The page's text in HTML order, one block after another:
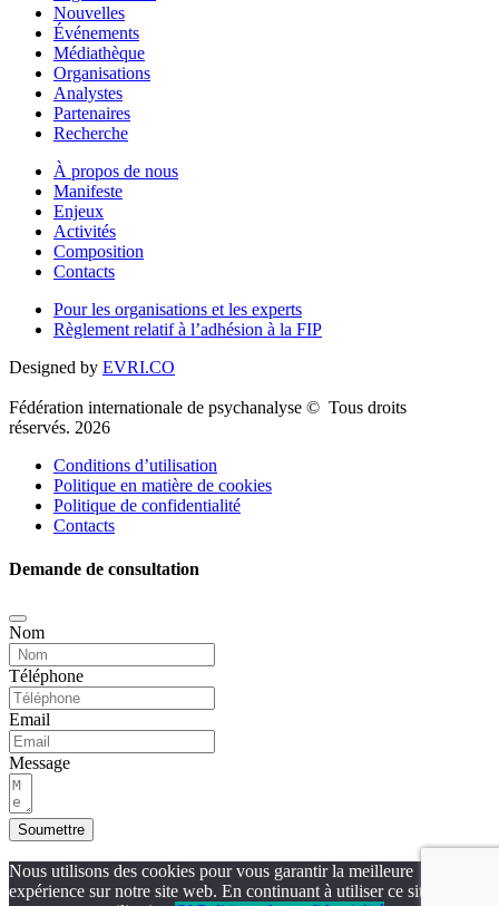
Nouvelles
Événements
Médiathèque
Organisations
Analystes
Partenaires
Recherche
À propos de nous
Manifeste
Enjeux
Activités
Composition
Contacts
Pour les organisations et les experts
Règlement relatif à l’adhésion à la FIP
Designed by EVRI.CO
Fédération internationale de psychanalyse © Tous droits
réservés. 2026
Conditions d’utilisation
Politique en matière de cookies
Politique de confidentialité
Contacts
Demande de consultation
Nom
Téléphone
Email
Message
Soumettre
Nous utilisons des cookies pour vous garantir la meilleure
expérience sur notre site web. En continuant à utiliser ce site, vous